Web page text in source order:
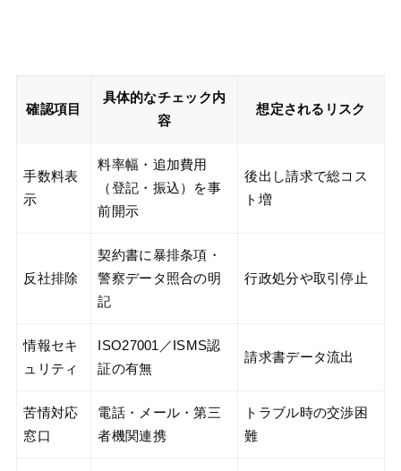
確認項目
具体的なチェック内
容
想定されるリスク
手数料表
示
料率幅・追加費用
（登記・振込）を事
前開示
後出し請求で総コス
ト増
反社排除
契約書に暴排条項・
警察データ照合の明
記
行政処分や取引停止
情報セキ
ュリティ
ISO27001／ISMS認
証の有無
請求書データ流出
苦情対応
窓口
電話・メール・第三
者機関連携
トラブル時の交渉困
難